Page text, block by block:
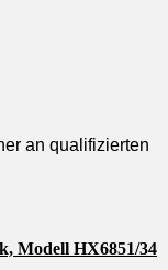
an qualifizierten
Modell HX6851/34